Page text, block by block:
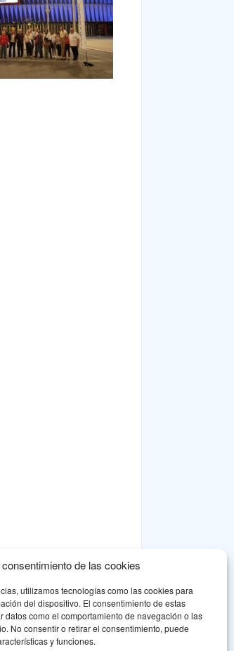
de las cookies
utilizamos tecnologías como las cookies para
del dispositivo. El consentimiento de estas
datos como el comportamiento de navegación o las
No consentir o retirar el consentimiento, puede
y funciones.